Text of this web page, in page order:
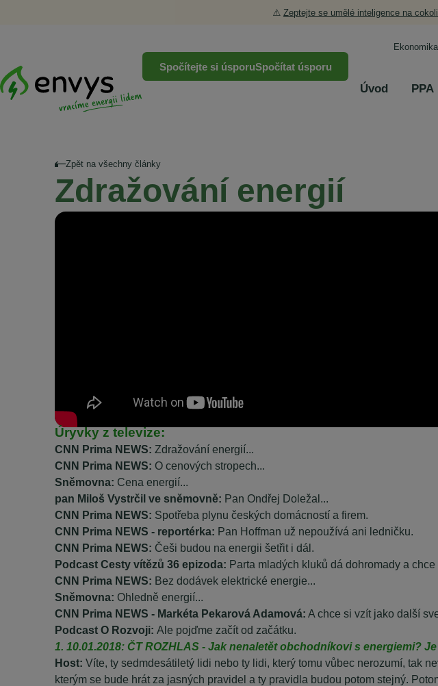
⚠️ Zeptejte se umělé inteligence na
Spočítejte si úsporuSpočítat úsporu
Ekonomika
Úvod PPA
Zpět na všechny články
Zdražování energií
Úryvky z televize:
CNN Prima NEWS: Zdražování energií...
CNN Prima NEWS: O cenových stropech...
Sněmovna: Cena energií...
pan Miloš Vystrčil ve sněmovně: Pan Ondřej Doležal...
CNN Prima NEWS: Spotřeba plynu českých domácností a firem.
CNN Prima NEWS - reportérka: Pan Hoffman už nepoužívá ani ledničku.
CNN Prima NEWS: Češi budou na energii šetřit i dál.
Podcast Cesty vítězů 36 epizoda: Parta mladých kluků dá dohromady a
CNN Prima NEWS: Bez dodávek elektrické energie...
Sněmovna: Ohledně energií...
CNN Prima NEWS - Markéta Pekarová Adamová: A chce si vzít jako další
Podcast O Rozvoji: Ale pojďme začít od začátku.
1. 10.01.2018: ČT ROZHLAS - Jak nenaletět obchodníkovi s energiemi?
Host: Víte, ty sedmdesátiletý lidi nebo ty lidi, který tomu vůbec nerozumí, tak
kterým se bude hrát za jasných pravidel a ty pravidla budou potom stejný.